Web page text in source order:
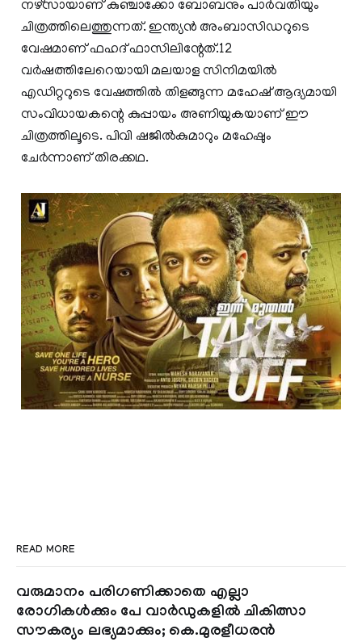
നഴ്‌സായാണ് കുഞ്ചാക്കോ ബോബനും പാർവതിയും
ചിത്രത്തിലെത്തുന്നത്. ഇന്ത്യൻ അംബാസിഡറുടെ
വേഷമാണ് ഫഹദ് ഫാസിലിന്റേത്.12
വര്‍ഷത്തിലേറെയായി മലയാള സിനിമയില്‍
എഡിറ്ററുടെ വേഷത്തില്‍ തിളങ്ങുന്ന മഹേഷ് ആദ്യമായി
സംവിധായകന്റെ കുപ്പായം അണിയുകയാണ് ഈ
ചിത്രത്തിലൂടെ. പിവി ഷജില്‍കുമാറും മഹേഷും
ചേര്‍ന്നാണ് തിരക്കഥ.
READ MORE
വരുമാനം പരിഗണിക്കാതെ എല്ലാ
രോഗികൾക്കും പേ വാർഡുകളിൽ ചികിത്സാ
സൗകര്യം ലഭ്യമാക്കും; കെ.മുരളീധരൻ